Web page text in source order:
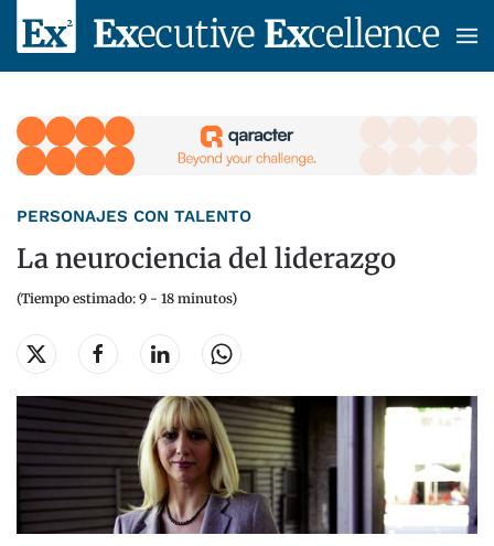
Skip to main content
PERSONAJES CON TALENTO
La neurociencia del liderazgo
(Tiempo estimado: 9 - 18 minutos)